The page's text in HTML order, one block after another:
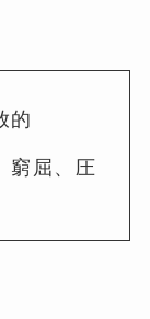
的
窮屈、圧